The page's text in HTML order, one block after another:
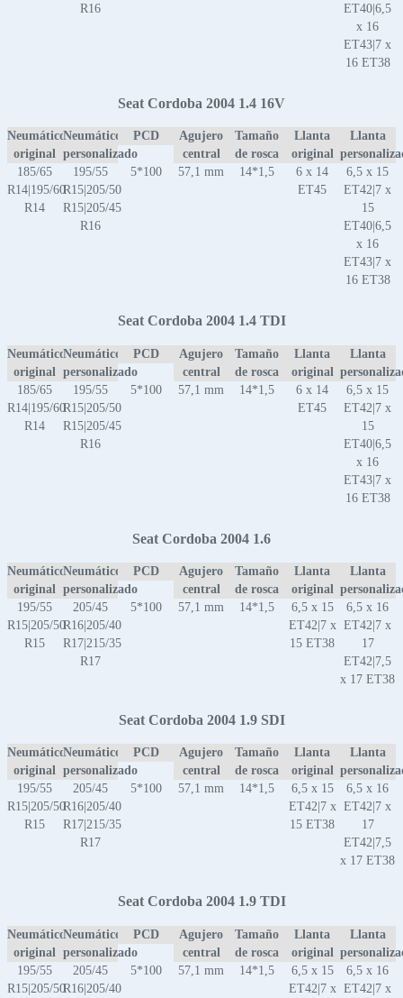
R16
ET40|6,5
x 16
ET43|7 x
16 ET38
Seat Cordoba 2004 1.4 16V
Neumático
original
Neumático
personalizado
PCD
Agujero
central
Tamaño
de rosca
Llanta
original
Llanta
185/65
R14|195/60
R14
195/55
R15|205/50
R15|205/45
R16
5*100 57,1 mm 14*1,5
6 x 14
ET45
6,5 x 15
ET42|7 x
15
ET40|6,5
x 16
ET43|7 x
16 ET38
Seat Cordoba 2004 1.4 TDI
Neumático
original
Neumático
personalizado
PCD
Agujero
central
Tamaño
de rosca
Llanta
original
Llanta
185/65
R14|195/60
R14
195/55
R15|205/50
R15|205/45
R16
5*100 57,1 mm 14*1,5
6 x 14
ET45
6,5 x 15
ET42|7 x
15
ET40|6,5
x 16
ET43|7 x
16 ET38
Seat Cordoba 2004 1.6
Neumático
original
Neumático
personalizado
PCD
Agujero
central
Tamaño
de rosca
Llanta
original
Llanta
195/55
R15|205/50
R15
205/45
R16|205/40
R17|215/35
R17
5*100 57,1 mm 14*1,5
6,5 x 15
ET42|7 x
15 ET38
6,5 x 16
ET42|7 x
17
ET42|7,5
x 17 ET38
Seat Cordoba 2004 1.9 SDI
Neumático
original
Neumático
personalizado
PCD
Agujero
central
Tamaño
de rosca
Llanta
original
Llanta
195/55
R15|205/50
R15
205/45
R16|205/40
R17|215/35
R17
5*100 57,1 mm 14*1,5
6,5 x 15
ET42|7 x
15 ET38
6,5 x 16
ET42|7 x
17
ET42|7,5
x 17 ET38
Seat Cordoba 2004 1.9 TDI
Neumático
original
Neumático
personalizado
PCD
Agujero
central
Tamaño
de rosca
Llanta
original
Llanta
195/55
R15|205/50
205/45
R16|205/40
5*100 57,1 mm 14*1,5
6,5 x 15
ET42|7 x
6,5 x 16
ET42|7 x